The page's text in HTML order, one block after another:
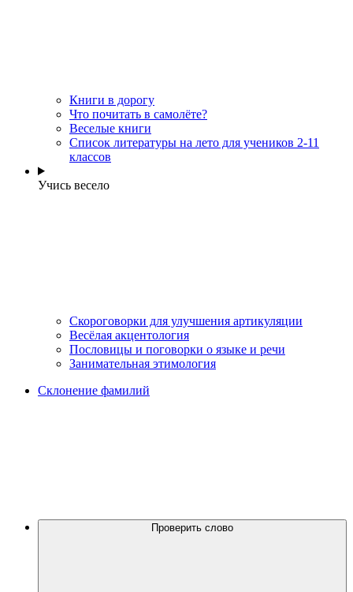
Книги в дорогу
Что почитать в самолёте?
Веселые книги
Cписок литературы на лето для учеников 2-11
классов
Учись весело
Скороговорки для улучшения артикуляции
Весёлая акцентология
Пословицы и поговорки о языке и речи
Занимательная этимология
Склонение фамилий
Проверить слово